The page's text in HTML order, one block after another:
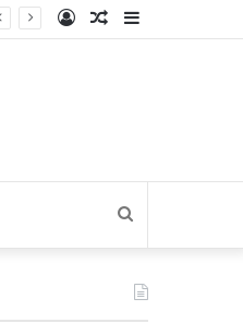
Sidebar
Random
Log
for